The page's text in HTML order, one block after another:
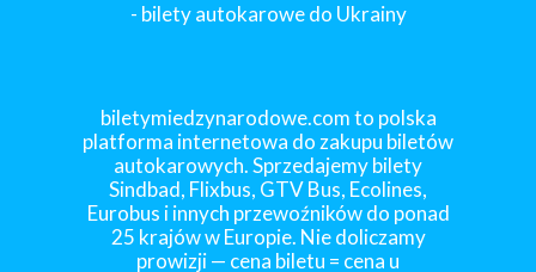
biletymiedzynarodowe.com to polska
platforma internetowa do zakupu biletów
autokarowych. Sprzedajemy bilety
Sindbad, Flixbus, GTV Bus, Ecolines,
Eurobus i innych przewoźników do ponad
25 krajów w Europie. Nie doliczamy
prowizji — cena biletu = cena u
- bilety autokarowe do Ukrainy